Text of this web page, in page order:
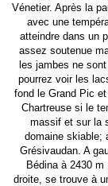
Vénetier. Après la
avec une
atteindre dans un
assez soutenue
les jambes ne
pourrez voir les
fond le Grand Pic
Chartreuse si le
massif et sur la
domaine skiable;
Grésivaudan. A
Bédina à 2430
droite, se trouve à